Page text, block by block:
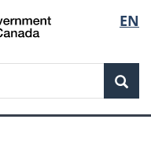
de
la
EN